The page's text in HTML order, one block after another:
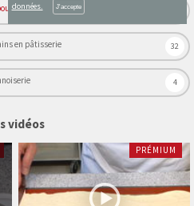
données.
la pâtisserie
en pâtisserie 32
4
vidéos
PRÉMIUM